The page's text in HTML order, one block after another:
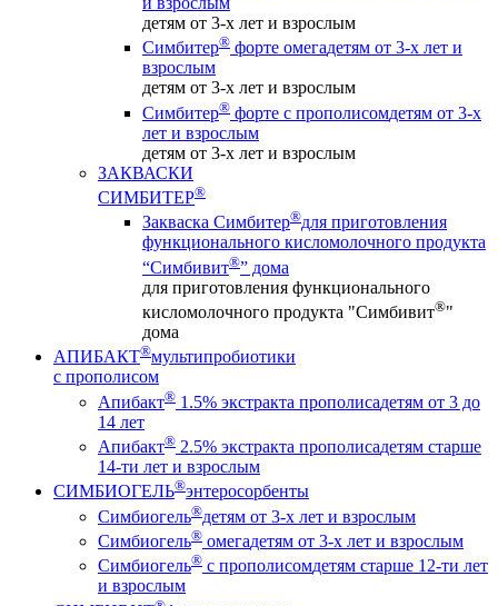
детям от 3-х лет и взрослым
Симбитер® форте омегадетям от 3-х лет и
взрослым
детям от 3-х лет и взрослым
Симбитер® форте с прополисомдетям от 3-х
лет и взрослым
детям от 3-х лет и взрослым
ЗАКВАСКИ
СИМБИТЕР®
Закваска Симбитер®для приготовления
функционального кисломолочного продукта
“Симбивит®” дома
для приготовления функционального
кисломолочного продукта "Симбивит®"
дома
АПИБАКТ®мультипробиотики
с прополисом
Апибакт® 1.5% экстракта прополисадетям от 3 до
14 лет
Апибакт® 2.5% экстракта прополисадетям старше
14-ти лет и взрослым
СИМБИОГЕЛЬ®энтеросорбенты
Симбиогель®детям от 3-х лет и взрослым
Симбиогель® омегадетям от 3-х лет и взрослым
Симбиогель® c прополисомдетям старше 12-ти лет
и взрослым